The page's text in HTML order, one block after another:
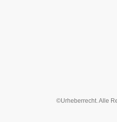
©Urheberrecht. Alle